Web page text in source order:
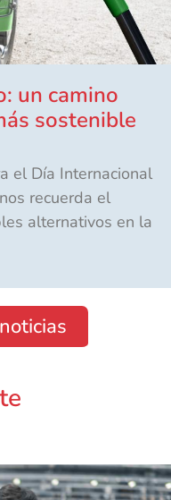
un camino
sostenible
el Día Internacional
recuerda el
alternativos en la